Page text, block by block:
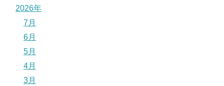
2026年
7月
6月
5月
4月
3月